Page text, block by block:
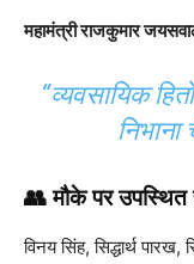
महामंत्री राजकुमार
“व्यवसायिक
👥 मौके पर उपस्थित
विनय सिंह, सिद्धार्थ